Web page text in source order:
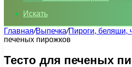
Искать
Главная/Выпечка/Пироги, беляши,
печеных пирожков
Тесто для печеных